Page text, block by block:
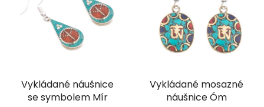
Vykládané náušnice
se symbolem Mír
Vykládané mosazné
náušnice Óm